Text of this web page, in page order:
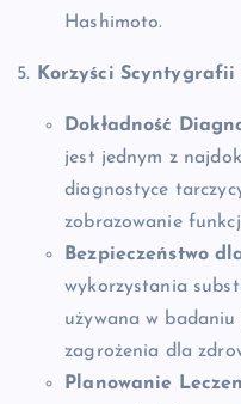
Hashimoto.
5. Korzyści Scyntygrafii
Dokładność
jest jednym z
diagnostyce
zobrazowanie
Bezpieczeństwo
wykorzystania
używana w
zagrożenia dla
Planowanie